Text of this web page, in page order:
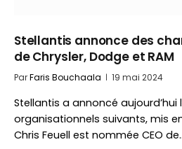
Stellantis annonce des
de Chrysler, Dodge et RAM
ParFaris Bouchaala 19 mai 2024
Stellantis a annoncé
organisationnels suivants, mis
Chris Feuell est nommée CEO